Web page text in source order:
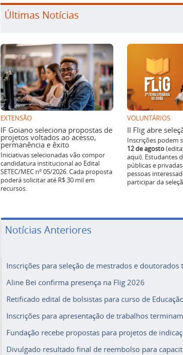
EXTENSÃO
IF Goiano seleciona propostas de
projetos voltados ao acesso,
permanência e êxito
Iniciativas selecionadas vão compor
candidatura institucional ao Edital
SETEC/MEC nº 05/2026. Cada proposta
poderá solicitar até R$ 30 mil em
recursos.
VOLUNTÁRIOS
II Flig abre
Inscrições podem
12 de agosto
aqui). Estudantes
públicas e privadas
pessoas
participar da
Aline Bei confirma presença na Flig 2026
Retificado edital de bolsistas para curso de Educação
Inscrições para apresentação de trabalhos
Fundação recebe propostas para projetos de
Divulgado resultado final de reembolso para
Divulgado resultado final para afastamento integral